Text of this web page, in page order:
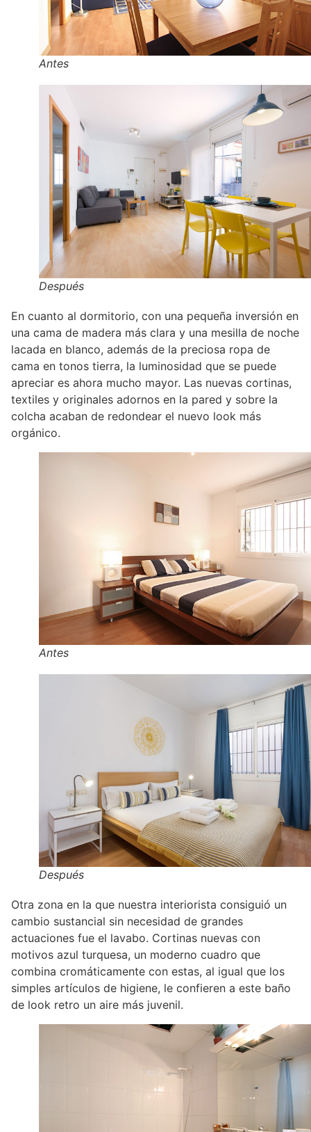
Antes
Después
En cuanto al dormitorio, con una pequeña inversión en
una cama de madera más clara y una mesilla de noche
lacada en blanco, además de la preciosa ropa de
cama en tonos tierra, la luminosidad que se puede
apreciar es ahora mucho mayor. Las nuevas cortinas,
textiles y originales adornos en la pared y sobre la
colcha acaban de redondear el nuevo look más
orgánico.
Antes
Después
Otra zona en la que nuestra interiorista consiguió un
cambio sustancial sin necesidad de grandes
actuaciones fue el lavabo. Cortinas nuevas con
motivos azul turquesa, un moderno cuadro que
combina cromáticamente con estas, al igual que los
simples artículos de higiene, le confieren a este baño
de look retro un aire más juvenil.